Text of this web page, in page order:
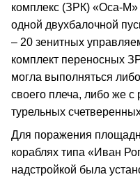
комплекс (ЗРК) «Оса-
одной двухбалочной
– 20 зенитных
комплект переносных
могла выполняться
своего плеча, либо же
турельных
Для поражения
кораблях типа «Иван
надстройкой была